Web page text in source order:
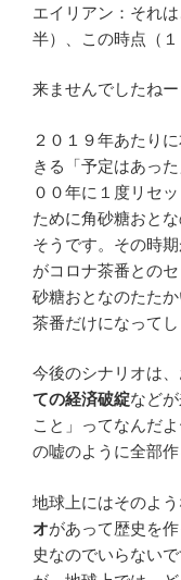
エイリアン：それ
半）、この時点（
来ませんでしたねー
２０１９年あたり
きる「予定はあっ
００年に１度リセ
ために角砂糖おと
そうです。その時
がコロナ茶番との
砂糖おとなのたた
茶番だけになって
今後のシナリオは
ての経済破綻など
こと」ってなんだ
の嘘のように全部
地球上にはそのよ
オがあって歴史を
史なのでいらない